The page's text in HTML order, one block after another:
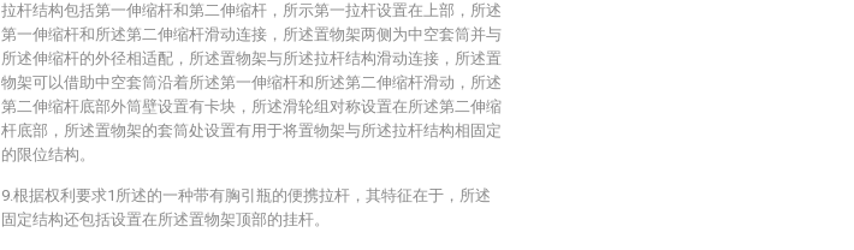
拉杆结构包括第一伸缩杆和第二伸缩杆，所示第一拉杆设置在上部，所述
第一伸缩杆和所述第二伸缩杆滑动连接，所述置物架两侧为中空套筒并与
所述伸缩杆的外径相适配，所述置物架与所述拉杆结构滑动连接，所述置
物架可以借助中空套筒沿着所述第一伸缩杆和所述第二伸缩杆滑动，所述
第二伸缩杆底部外筒壁设置有卡块，所述滑轮组对称设置在所述第二伸缩
杆底部，所述置物架的套筒处设置有用于将置物架与所述拉杆结构相固定
的限位结构。
9.根据权利要求1所述的一种带有胸引瓶的便携拉杆，其特征在于，所述
固定结构还包括设置在所述置物架顶部的挂杆。